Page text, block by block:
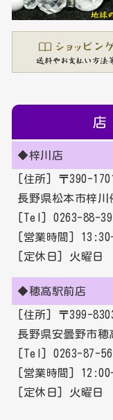
◆梓川店
[住所] 〒390-1701
長野県松本市梓川
[Tel] 0263-88-
[営業時間]
[定休日] 火曜日
◆穂高駅前店
[住所] 〒399-
長野県安曇野市穂
[Tel] 0263-87-
[営業時間]
[定休日] 火曜日